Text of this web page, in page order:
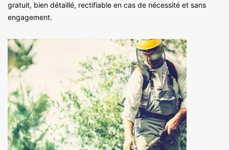
gratuit, bien détaillé, rectifiable en cas de nécessité et sans
engagement.